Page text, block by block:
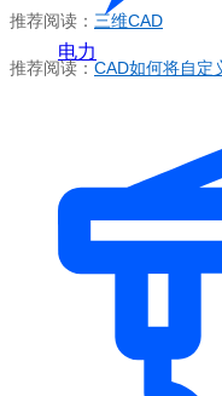
电力
推荐阅读： 三维CAD
推荐阅读： CAD如何将自定